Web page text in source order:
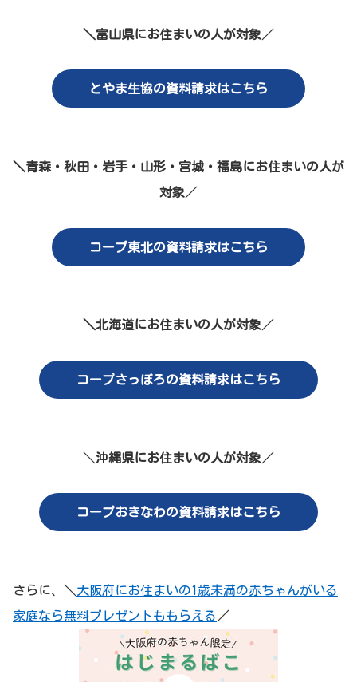
＼富山県にお住まいの人が対象 ／
とやま生協の資料請求はこちら
＼青森・秋田・岩手・山形・宮城・福島にお住まいの人が
対象 ／
コープ東北の資料請求はこちら
＼北海道にお住まいの人が対象／
コープさっぽろの資料請求はこちら
＼ 沖縄県にお住まいの人が対象 ／
コープおきなわの資料請求はこちら
さらに、＼ 大阪府にお住まいの1歳未満の赤ちゃんがいる
家庭なら無料プレゼントももらえる ／